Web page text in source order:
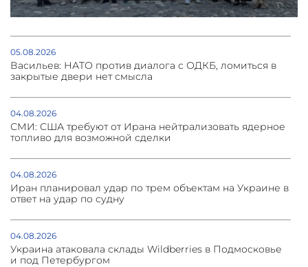
05.08.2026
Васильев: НАТО против диалога с ОДКБ, ломиться в
закрытые двери нет смысла
04.08.2026
СМИ: США требуют от Ирана нейтрализовать ядерное
топливо для возможной сделки
04.08.2026
Иран планировал удар по трем объектам на Украине в
ответ на удар по судну
04.08.2026
Украина атаковала склады Wildberries в Подмосковье
и под Петербургом